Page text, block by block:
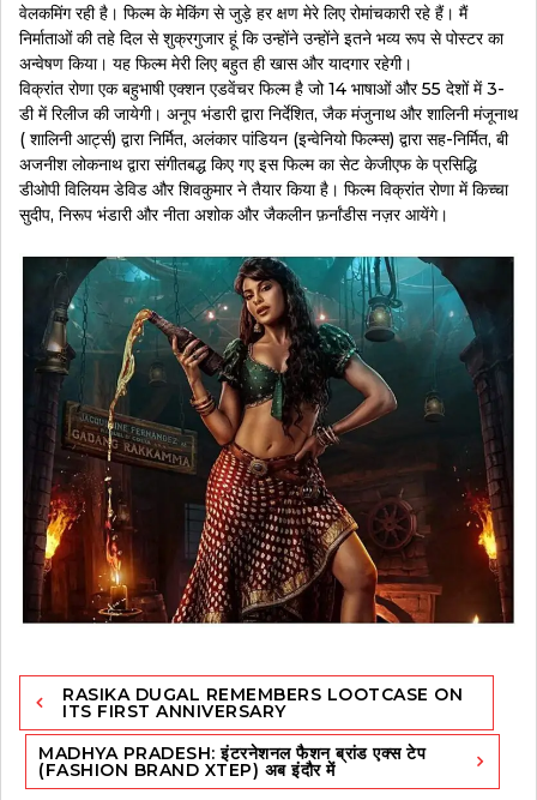
वेलकमिंग रही है। फिल्म के मेकिंग से जुड़े हर क्षण मेरे लिए रोमांचकारी रहे हैं। मैं
निर्माताओं की तहे दिल से शुक्रगुजार हूं कि उन्होंने उन्होंने इतने भव्य रूप से पोस्टर का
अन्वेषण किया। यह फिल्म मेरी लिए बहुत ही खास और यादगार रहेगी।
विक्रांत रोणा एक बहुभाषी एक्शन एडवेंचर फिल्म है जो 14 भाषाओं और 55 देशों में 3-
डी में रिलीज की जायेगी। अनूप भंडारी द्वारा निर्देशित, जैक मंजुनाथ और शालिनी मंजूनाथ
( शालिनी आर्ट्स) द्वारा निर्मित, अलंकार पांडियन (इन्वेनियो फिल्म्स) द्वारा सह-निर्मित, बी
अजनीश लोकनाथ द्वारा संगीतबद्ध किए गए इस फिल्म का सेट केजीएफ के प्रसिद्धि
डीओपी विलियम डेविड और शिवकुमार ने तैयार किया है। फिल्म विक्रांत रोणा में किच्चा
सुदीप, निरूप भंडारी और नीता अशोक और जैकलीन फ़र्नांडीस नज़र आयेंगे।
Post
navigation
RASIKA DUGAL REMEMBERS LOOTCASE ON
ITS FIRST ANNIVERSARY
MADHYA PRADESH: इंटरनेशनल फैशन ब्रांड एक्स टेप
(FASHION BRAND XTEP) अब इंदौर में